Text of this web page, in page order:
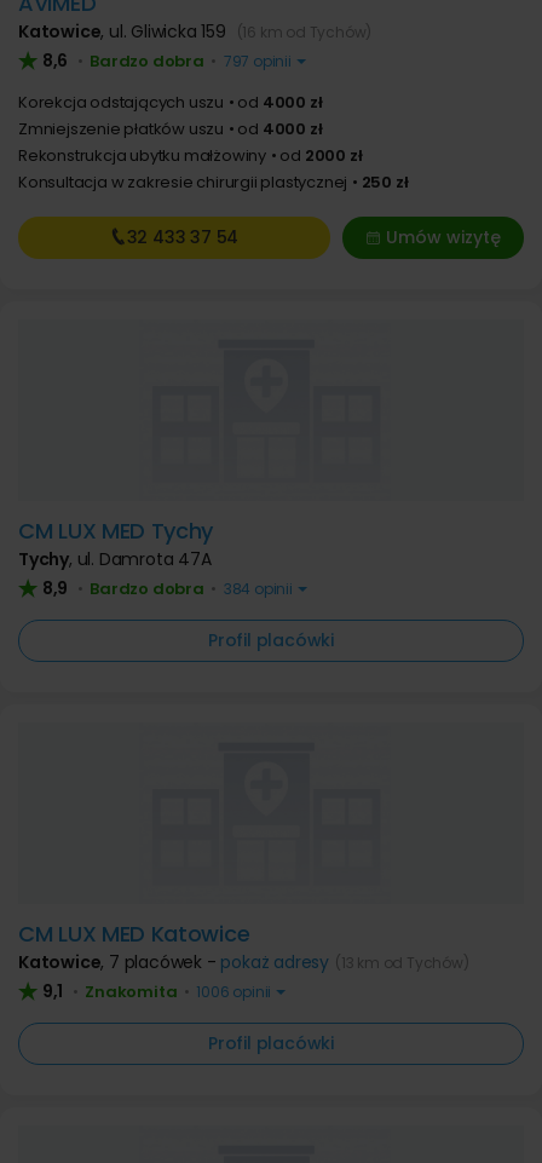
Katowice, ul. Gliwicka 159 (16 km od Tychów)
8,6 • Bardzo dobra • 797 opinii
Korekcja odstających uszu od 4000 zł
Zmniejszenie płatków uszu
od 4000 zł
Rekonstrukcja ubytku małżowiny
od 2000 zł
Konsultacja w zakresie chirurgii plastycznej
250 zł
Umów wizytę
32 433 37 54
CM LUX MED Tychy
Tychy, ul. Damrota 47A
8,9 • Bardzo dobra • 384 opinii
Profil placówki
CM LUX MED Katowice
Katowice, 7 placówek - pokaż adresy (13 km od Tychów)
9,1 • Znakomita • 1006 opinii
Profil placówki